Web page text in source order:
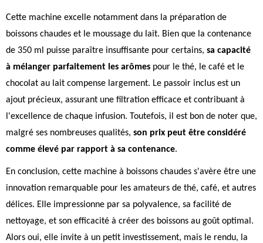
Cette machine excelle notamment dans la préparation de
boissons chaudes et le moussage du lait. Bien que la contenance
de 350 ml puisse paraître insuffisante pour certains, sa capacité
à mélanger parfaitement les arômes pour le thé, le café et le
chocolat au lait compense largement. Le passoir inclus est un
ajout précieux, assurant une filtration efficace et contribuant à
l'excellence de chaque infusion. Toutefois, il est bon de noter que,
malgré ses nombreuses qualités, son prix peut être considéré
comme élevé par rapport à sa contenance.
En conclusion, cette machine à boissons chaudes s'avère être une
innovation remarquable pour les amateurs de thé, café, et autres
délices. Elle impressionne par sa polyvalence, sa facilité de
nettoyage, et son efficacité à créer des boissons au goût optimal.
Alors oui, elle invite à un petit investissement, mais le rendu, la